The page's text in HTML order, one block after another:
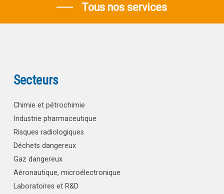
Tous nos services
Secteurs
Chimie et pétrochimie
Industrie pharmaceutique
Risques radiologiques
Déchets dangereux
Gaz dangereux
Aéronautique, microélectronique
Laboratoires et R&D